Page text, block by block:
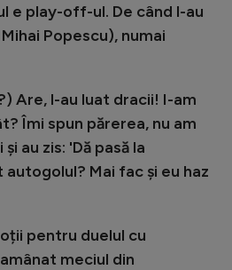
e play-off-ul. De când l-au
Popescu), numai
Are, l-au luat dracii! I-am
Îmi spun părerea, nu am
au zis: 'Dă pasă la
Mai fac și eu haz
pentru duelul cu
meciul din